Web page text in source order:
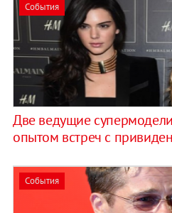
События
Две ведущие
опытом встреч с
События